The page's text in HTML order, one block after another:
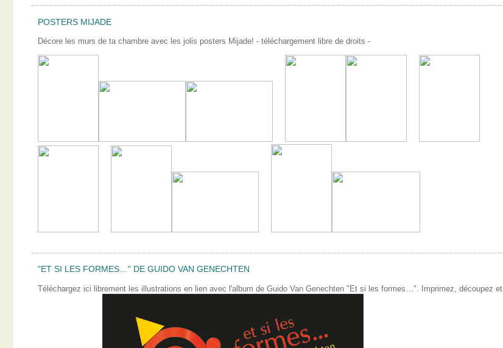
POSTERS MIJADE
Décore les murs de ta chambre avec les jolis posters Mijade! - téléchargement libre de droits -
"ET SI LES FORMES…" DE GUIDO VAN GENECHTEN
Téléchargez ici librement les illustrations en lien avec l'album de Guido Van Genechten "Et si les formes…". Imprimez, découpez et